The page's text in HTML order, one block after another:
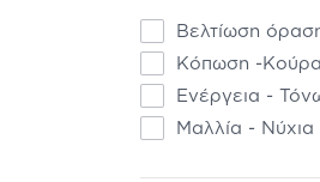
Βελτίωση
Κόπωση -
Ενέργεια -
Μαλλία -